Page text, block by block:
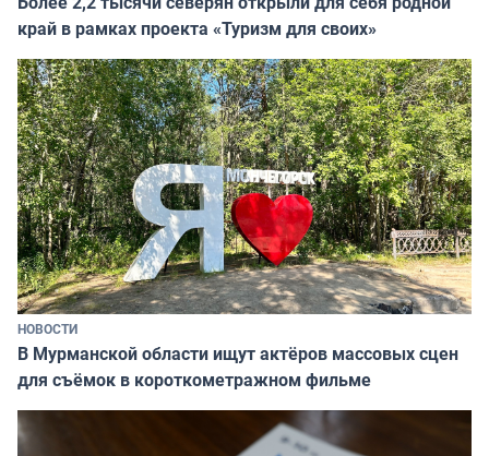
край в рамках проекта «Туризм для своих»
НОВОСТИ
В Мурманской области ищут актёров массовых сцен
для съёмок в короткометражном фильме